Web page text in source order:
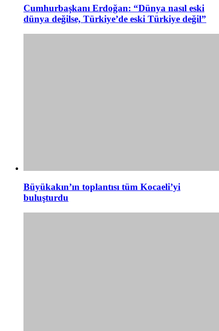
Cumhurbaşkanı Erdoğan: “Dünya nasıl eski
dünya değilse, Türkiye’de eski Türkiye değil”
Büyükakın’ın toplantısı tüm Kocaeli’yi
buluşturdu